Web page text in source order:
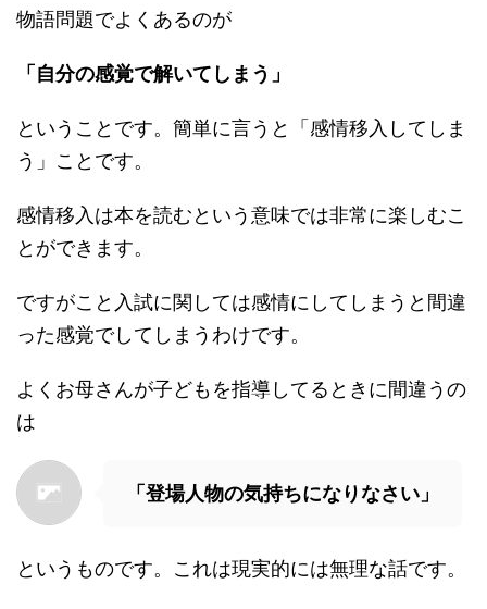
物語問題でよくあるのが
「自分の感覚で解いてしまう」
ということです。簡単に言うと「感情移入してしま
う」ことです。
感情移入は本を読むという意味では非常に楽しむこ
とができます。
ですがこと入試に関しては感情にしてしまうと間違
った感覚でしてしまうわけです。
よくお母さんが子どもを指導してるときに間違うの
は
「登場人物の気持ちになりなさい」
というものです。これは現実的には無理な話です。